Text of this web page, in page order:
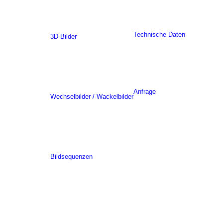
3D-Bilder
Wechselbilder / Wackelbilder
Bildsequenzen
Technische Daten
Anfrage